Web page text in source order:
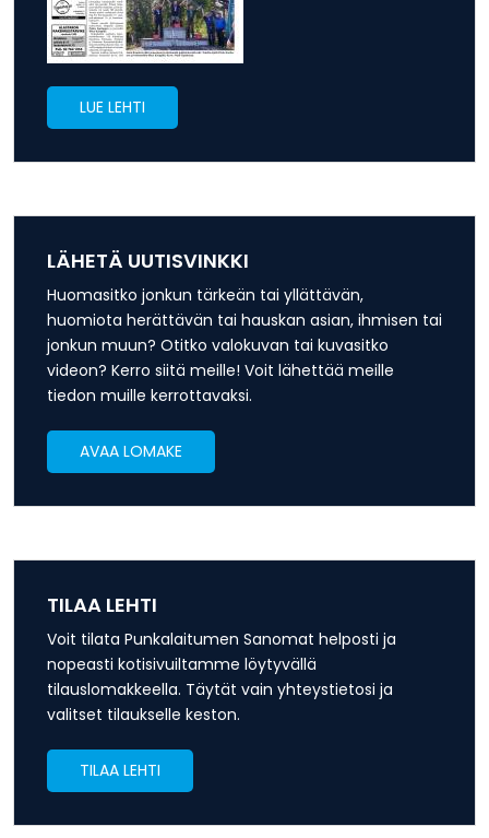
LUE LEHTI
LÄHETÄ UUTISVINKKI
Huomasitko jonkun tärkeän tai yllättävän,
huomiota herättävän tai hauskan asian, ihmisen tai
jonkun muun? Otitko valokuvan tai kuvasitko
videon? Kerro siitä meille! Voit lähettää meille
tiedon muille kerrottavaksi.
AVAA LOMAKE
TILAA LEHTI
Voit tilata Punkalaitumen Sanomat helposti ja
nopeasti kotisivuiltamme löytyvällä
tilauslomakkeella. Täytät vain yhteystietosi ja
valitset tilaukselle keston.
TILAA LEHTI